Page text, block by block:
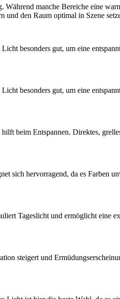
manche Bereiche eine
und den Raum optimal in Szene
besonders gut, um eine
besonders gut, um eine
beim Entspannen. Direktes,
sich hervorragend, da es Farben
Tageslicht und ermöglicht eine
steigert und